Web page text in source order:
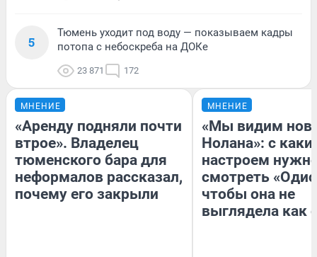
5
Тюмень уходит под воду — показываем кадры
потопа с небоскреба на ДОКе
23 871 172
МНЕНИЕ
«Аренду подняли почти
втрое». Владелец
тюменского бара для
неформалов рассказал,
почему его закрыли
МНЕНИЕ
«Мы видим
Нолана»: с
настроем
смотреть
чтобы она не
выглядела как